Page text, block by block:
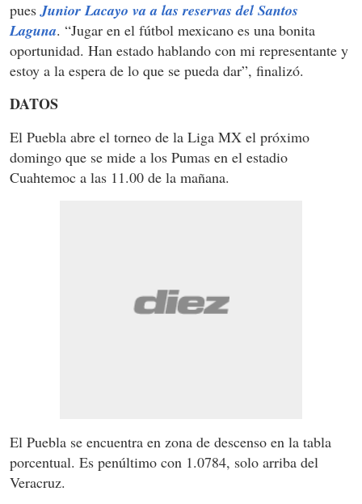
puesJunior Lacayo va a las reservas del Santos
Laguna. “Jugar en el fútbol mexicano es una bonita
oportunidad. Han estado hablando con mi representante y
estoy a la espera de lo que se pueda dar”, finalizó.
DATOS
El Puebla abre el torneo de la Liga MX el próximo
domingo que se mide a los Pumas en el estadio
Cuahtemoc a las 11.00 de la mañana.
El Puebla se encuentra en zona de descenso en la tabla
porcentual. Es penúltimo con 1.0784, solo arriba del
Veracruz.